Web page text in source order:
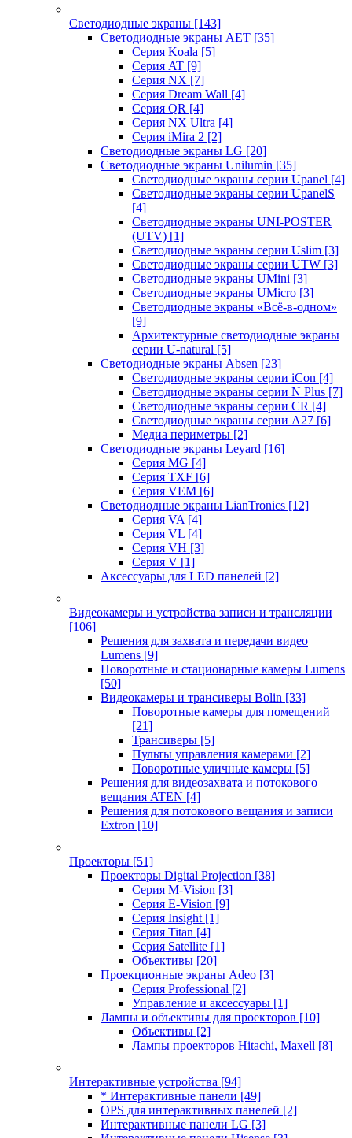
Светодиодные экраны [143]
Светодиодные экраны AET [35]
Cерия Koala [5]
Серия AT [9]
Серия NX [7]
Серия Dream Wall [4]
Серия QR [4]
Серия NX Ultra [4]
Серия iMira 2 [2]
Светодиодные экраны LG [20]
Светодиодные экраны Unilumin [35]
Светодиодные экраны серии Upanel [4]
Светодиодные экраны серии UpanelS
[4]
Светодиодные экраны UNI-POSTER
(UTV) [1]
Светодиодные экраны серии Uslim [3]
Светодиодные экраны серии UTW [3]
Светодиодные экраны UMini [3]
Светодиодные экраны UMicro [3]
Светодиодные экраны «Всё-в-одном»
[9]
Архитектурные светодиодные экраны
серии U-natural [5]
Светодиодные экраны Absen [23]
Светодиодные экраны серии iCon [4]
Светодиодные экраны серии N Plus [7]
Светодиодные экраны серии CR [4]
Светодиодные экраны серии А27 [6]
Медиа периметры [2]
Светодиодные экраны Leyard [16]
Серия MG [4]
Серия TXF [6]
Серия VEM [6]
Светодиодные экраны LianTronics [12]
Серия VA [4]
Серия VL [4]
Серия VH [3]
Серия V [1]
Аксессуары для LED панелей [2]
Видеокамеры и устройства записи и трансляции
[106]
Решения для захвата и передачи видео
Lumens [9]
Поворотные и стационарные камеры Lumens
[50]
Видеокамеры и трансиверы Bolin [33]
Поворотные камеры для помещений
[21]
Трансиверы [5]
Пульты управления камерами [2]
Поворотные уличные камеры [5]
Решения для видеозахвата и потокового
вещания ATEN [4]
Решения для потокового вещания и записи
Extron [10]
Проекторы [51]
Проекторы Digital Projection [38]
Серия M-Vision [3]
Серия E-Vision [9]
Серия Insight [1]
Серия Titan [4]
Серия Satellite [1]
Объективы [20]
Проекционные экраны Adeo [3]
Серия Professional [2]
Управление и аксессуары [1]
Лампы и объективы для проекторов [10]
Объективы [2]
Лампы проекторов Hitachi, Maxell [8]
Интерактивные устройства [94]
* Интерактивные панели [49]
OPS для интерактивных панелей [2]
Интерактивные панели LG [3]